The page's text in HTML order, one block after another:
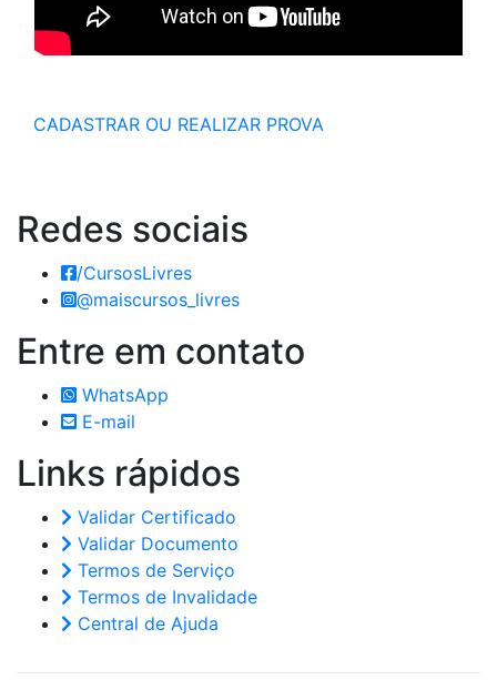
CADASTRAR OU REALIZAR PROVA
Redes sociais
/CursosLivres
@maiscursos_livres
Entre em contato
WhatsApp
E-mail
Links rápidos
Validar Certificado
Validar Documento
Termos de Serviço
Termos de Invalidade
Central de Ajuda